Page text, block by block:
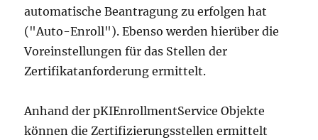
automatische Beantragung zu erfolgen hat
("Auto-Enroll"). Ebenso werden hierüber die
Voreinstellungen für das Stellen der
Zertifikatanforderung ermittelt.
Anhand der pKIEnrollmentService Objekte
können die Zertifizierungsstellen ermittelt